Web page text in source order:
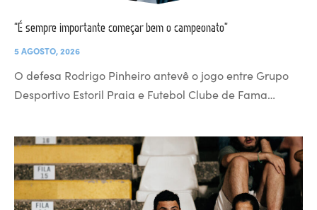
“É sempre importante começar bem o campeonato”
5 AGOSTO, 2026
O defesa Rodrigo Pinheiro antevê o jogo entre Grupo
Desportivo Estoril Praia e Futebol Clube de Fama…